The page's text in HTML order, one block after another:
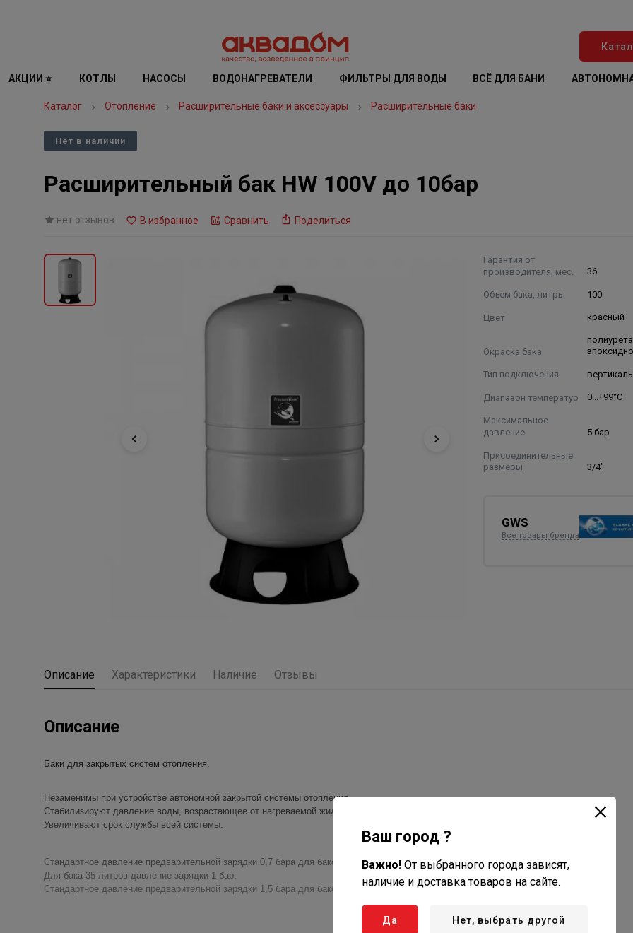
АКЦИИ ⭐ КОТЛЫ НАСОСЫ ВОДОНАГРЕВАТЕЛИ ФИЛЬТРЫ ДЛЯ ВОДЫ ВСЁ ДЛЯ БАНИ
Каталог Отопление Расширительные баки и аксессуары Расширительные баки
Нет в наличии
Расширительный бак НW 100V до 10бар
нет отзывов В избранное Сравнить Поделиться
Гарантия от
производителя, мес.
36
Объем бака, литры 100
Цвет красный
Окраска бака
Тип подключения
Диапазон температур 0...+99°С
Максимальное
давление
5 бар
Присоединительные
размеры
3/4"
GWS
Все товары бренда
Описание Характеристики Наличие Отзывы
Описание
Баки для закрытых систем отопления.
Незаменимы при устройстве автономной закрытой системы отопления.
Стабилизируют давление воды, возрастающее от нагреваемой жидкости в контуре отопления.
Увеличивают срок службы всей системы.
Стандартное давление предварительной зарядки 0,7 бара для баков до 24 литров.
Для бака 35 литров давление зарядки 1 бар.
Стандартное давление предварительной зарядки 1,5 бара для баков объёмом 40-100 литров.
Ваш город ?
Важно! От выбранного города зависят,
наличие и доставка товаров на сайте.
Да Нет, выбрать другой